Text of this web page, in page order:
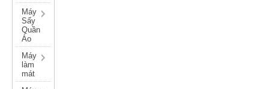
Máy
Sấy
Quần
Áo
Máy
làm
mát